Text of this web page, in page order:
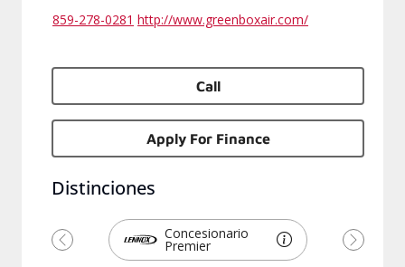
859-278-0281 http://www.greenboxair.com/
Call
Apply For Finance
Distinciones
Concesionario
Premier
Previous Next